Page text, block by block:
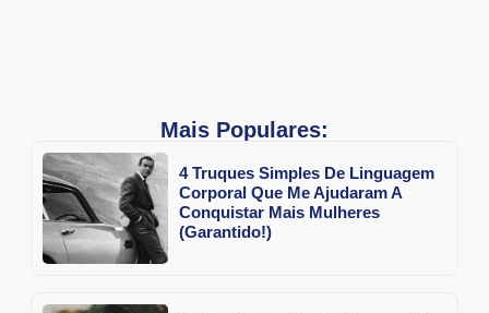
Mais Populares:
4 Truques Simples De Linguagem
Corporal Que Me Ajudaram A
Conquistar Mais Mulheres
(Garantido!)